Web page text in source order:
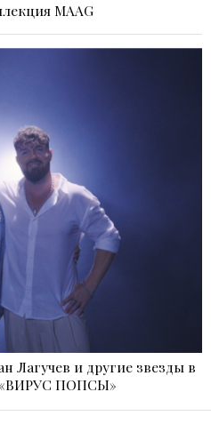
MAAG
Лагучев и другие звезды в
«ВИРУС ПОПСЫ»